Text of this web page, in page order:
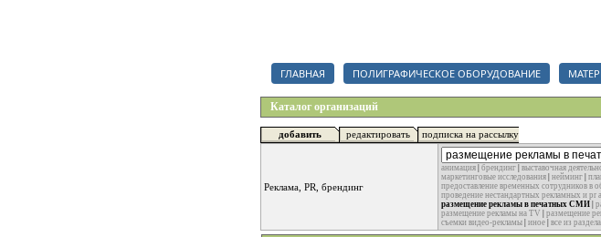
ГЛАВНАЯ ПОЛИГРАФИЧЕСКОЕ ОБОРУДОВАНИЕ
Каталог организаций
добавить редактировать подписка на рассылку
Реклама, PR, брендинг
анимация| брендинг| выставочная
маркетинговые исследования| нейминг|
предоставление временных сотрудников в
проведение нестандартных рекламных и pr
размещение рекламы в печатных СМИ|
размещение рекламы на TV
размещение
съемки видео-рекламы| иное| все из раздела|